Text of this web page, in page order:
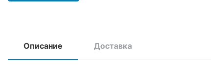
Описание Доставка